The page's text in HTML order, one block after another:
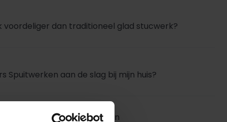
voordeliger dan traditioneel glad stucwerk?
Spuitwerken aan de slag bij mijn huis?
de beste keuze voor mijn